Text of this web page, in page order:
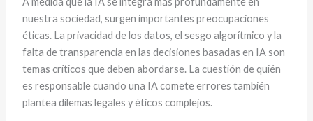
nuestra sociedad, surgen importantes preocupaciones
éticas. La privacidad de los datos, el sesgo algorítmico y la
falta de transparencia en las decisiones basadas en IA son
temas críticos que deben abordarse. La cuestión de quién
es responsable cuando una IA comete errores también
plantea dilemas legales y éticos complejos.